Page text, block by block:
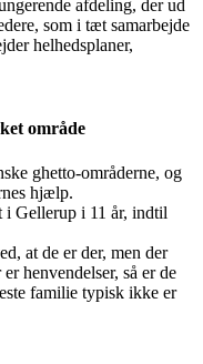
afdeling, der ud
som i tæt samarbejde
helhedsplaner,
område
ghetto-områderne, og
hjælp.
i Gellerup i 11 år, indtil
at de er der, men der
henvendelser, så er de
familie typisk ikke er